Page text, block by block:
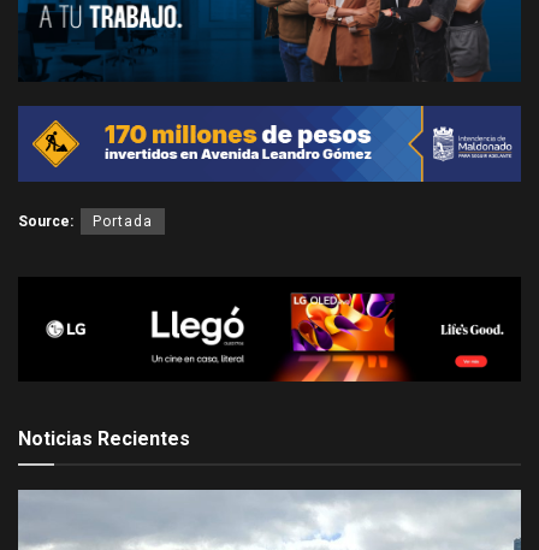
Source: Portada
Noticias Recientes